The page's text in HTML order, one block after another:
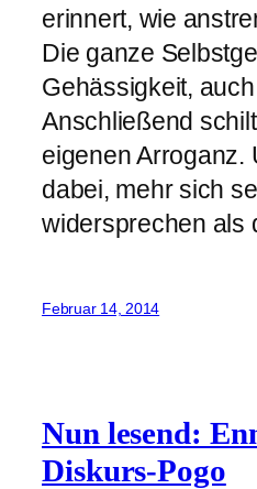
erinnert, wie
Die ganze
Gehässigkeit,
Anschließend
eigenen Arroganz.
dabei, mehr sich
widersprechen als
Februar 14, 2014
Nun lesend:
Diskurs-Pogo